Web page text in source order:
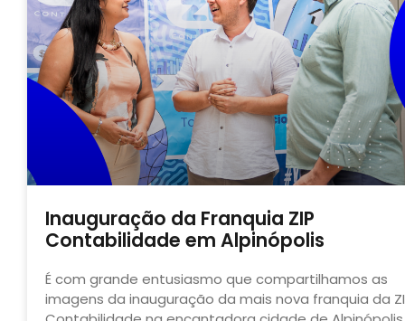
Inauguração da Franquia ZIP
Contabilidade em Alpinópolis
É com grande entusiasmo que compartilhamos as
imagens da inauguração da mais nova franquia da